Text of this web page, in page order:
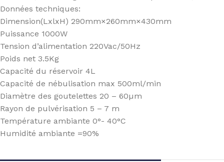
Données techniques:
Dimension(LxlxH) 290mm×260mm×430mm
Puissance 1000W
Tension d’alimentation 220Vac/50Hz
Poids net 3.5Kg
Capacité du réservoir 4L
Capacité de nébulisation max 500ml/min
Diamètre des goutelettes 20 – 60µm
Rayon de pulvérisation 5 – 7 m
Température ambiante 0°- 40°C
Humidité ambiante =90%